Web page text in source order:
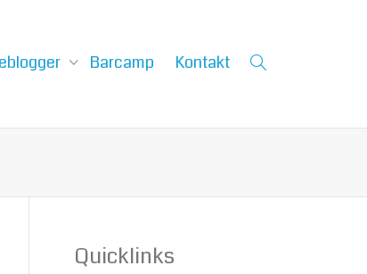
Barcamp Kontakt
Quicklinks